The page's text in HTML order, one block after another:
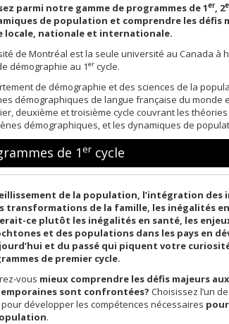
parmi notre gamme de programmes de 1er, 2e
de population et comprendre les
locale, nationale et internationale.
de Montréal est la seule université au Canada
démographie au 1er cycle.
de démographie et des sciences de la
démographiques de langue française du
deuxième et troisième cycle couvrant les
démographiques, et les dynamiques de
de 1er cycle
de la population, l’intégration
transformations de la famille, les inégalités
ce plutôt les inégalités en santé, les
et des populations dans les pays en
et du passé qui piquent votre
de premier cycle.
vous mieux comprendre les défis majeurs
sont confrontées? Choisissez l’un
pour développer les compétences nécessaires
.